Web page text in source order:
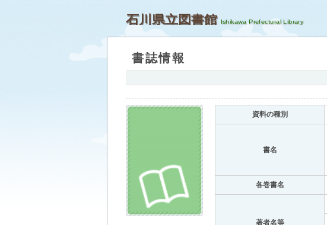
石川県立図書館
書誌情報
資料の種別
書名
各巻書名
著者名等